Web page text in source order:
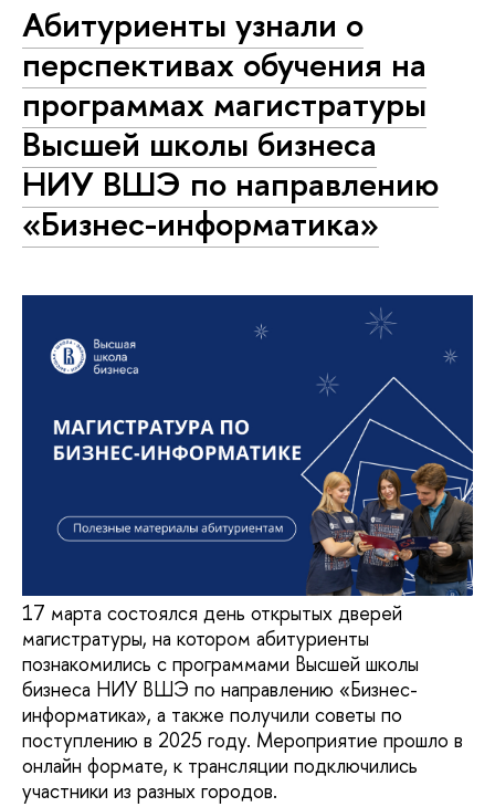
Абитуриенты узнали о
перспективах обучения на
программах магистратуры
Высшей школы бизнеса
НИУ ВШЭ по направлению
«Бизнес-информатика»
17 марта состоялся день открытых дверей
магистратуры, на котором абитуриенты
познакомились с программами Высшей школы
бизнеса НИУ ВШЭ по направлению «Бизнес-
информатика», а также получили советы по
поступлению в 2025 году. Мероприятие прошло в
онлайн формате, к трансляции подключились
участники из разных городов.